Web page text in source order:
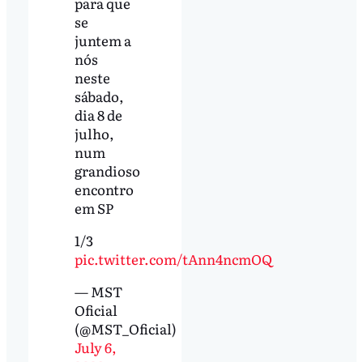
se
juntem a
nós
neste
sábado,
dia 8 de
julho,
num
grandioso
encontro
em SP
1/3
pic.twitter.com/tAnn4ncmOQ
— MST
Oficial
(@MST_Oficial)
July 6,